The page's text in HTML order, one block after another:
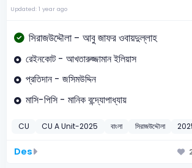
Updated: 1 year ago
সিরাজউদ্দৌলা - আবু জাফর ওবায়দুল্লাহ
রেইনকোট - আখতারুজ্জামান ইলিয়াস
প্রতিদান - জসিমউদ্দিন
মাসি-পিসি - মানিক বন্দ্যোপাধ্যায়
CU CU A Unit-2025 বাংলা সিরাজউদ্দৌলা
Des